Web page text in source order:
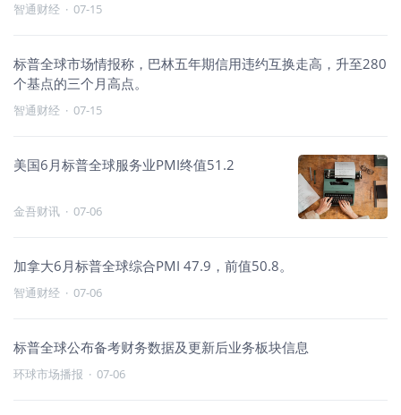
智通财经 · 07-15
标普全球市场情报称，巴林五年期信用违约互换走高，升至280
个基点的三个月高点。
智通财经 · 07-15
美国6月标普全球服务业PMI终值51.2
金吾财讯 · 07-06
加拿大6月标普全球综合PMI 47.9，前值50.8。
智通财经 · 07-06
标普全球公布备考财务数据及更新后业务板块信息
环球市场播报 · 07-06